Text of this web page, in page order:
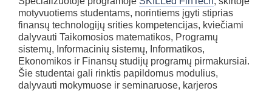
motyvuotiems studentams, norintiems įgyti stiprias
finansų technologijų srities kompetencijas, kviečiami
dalyvauti Taikomosios matematikos, Programų
sistemų, Informacinių sistemų, Informatikos,
Ekonomikos ir Finansų studijų programų pirmakursiai.
Šie studentai gali rinktis papildomus modulius,
dalyvauti mokymuose ir seminaruose, karjeros